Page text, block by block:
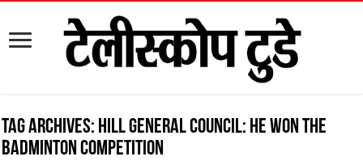
Tag Archives: Hill General Council: He won the
badminton competition